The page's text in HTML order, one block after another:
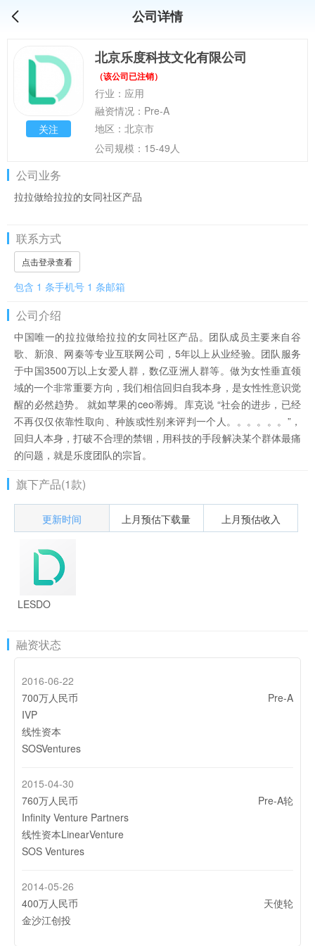
公司详情
关注
北京乐度科技文化有限公司
（该公司已注销）
行业：应用
融资情况：Pre-A
地区：北京市
公司规模：15-49人
公司业务
拉拉做给拉拉的女同社区产品
联系方式
点击登录查看
包含 1 条手机号 1 条邮箱
公司介绍
中国唯一的拉拉做给拉拉的女同社区产品。团队成员主要来自谷
歌、新浪、网秦等专业互联网公司，5年以上从业经验。团队服务
于中国3500万以上女爱人群，数亿亚洲人群等。做为女性垂直领
域的一个非常重要方向，我们相信回归自我本身，是女性性意识觉
醒的必然趋势。 就如苹果的ceo蒂姆。库克说 “社会的进步，已经
不再仅仅依靠性取向、种族或性别来评判一个人。。。。。。”，
回归人本身，打破不合理的禁锢，用科技的手段解决某个群体最痛
的问题，就是乐度团队的宗旨。
旗下产品(1款)
更新时间 上月预估下载量 上月预估收入
LESDO
融资状态
2016-06-22
Pre-A
700万人民币
IVP
线性资本
SOSVentures
2015-04-30
Pre-A轮
760万人民币
Infinity Venture Partners
线性资本LinearVenture
SOS Ventures
2014-05-26
天使轮
400万人民币
金沙江创投